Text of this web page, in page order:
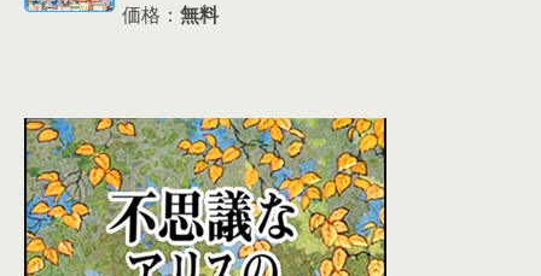
価格： 無料